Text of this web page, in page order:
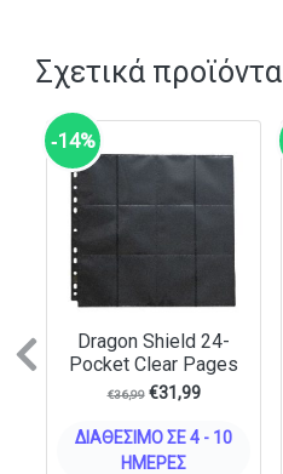
Σχετικά προϊόντα
‑14%
Dragon Shield 24-
Pocket Clear Pages
€36,99 €31,99
ΔΙΑΘΈΣΙΜΟ ΣΕ 4 - 10
ΗΜΈΡΕΣ
Previous